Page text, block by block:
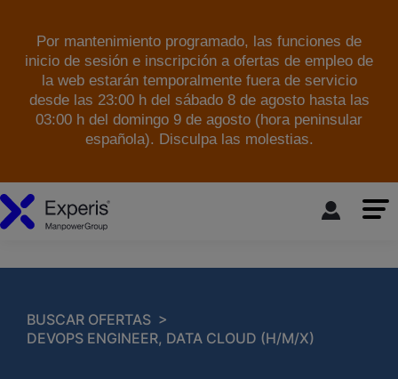
Por mantenimiento programado, las funciones de
inicio de sesión e inscripción a ofertas de empleo de
la web estarán temporalmente fuera de servicio
desde las 23:00 h del sábado 8 de agosto hasta las
03:00 h del domingo 9 de agosto (hora peninsular
española). Disculpa las molestias.
BUSCAR OFERTAS >
DEVOPS ENGINEER, DATA CLOUD (H/M/X)